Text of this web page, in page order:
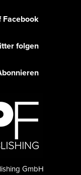
Facebook
folgen
GmbH